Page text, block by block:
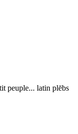
peuple... latin plēbs